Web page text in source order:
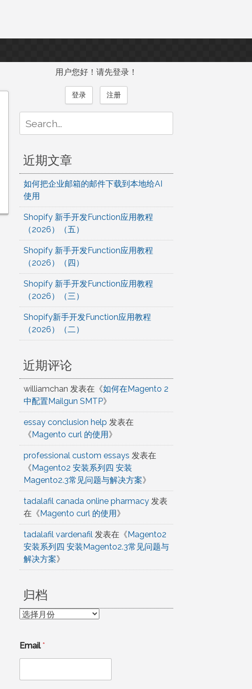
用户您好！请先登录！
登录 注册
for:
近期文章
如何把企业邮箱的邮件下载到本地给AI
使用
Shopify 新手开发Function应用教程
（2026）（五）
Shopify 新手开发Function应用教程
（2026）（四）
Shopify 新手开发Function应用教程
（2026）（三）
Shopify新手开发Function应用教程
（2026）（二）
近期评论
williamchan 发表在《如何在Magento 2
中配置Mailgun SMTP》
essay conclusion help 发表在
《Magento curl 的使用》
professional custom essays 发表在
《Magento2 安装系列四 安装
Magento2.3常见问题与解决方案》
tadalafil canada online pharmacy发表
在《Magento curl 的使用》
tadalafil vardenafil发表在《Magento2
安装系列四 安装Magento2.3常见问题与
解决方案》
归档
归
Email*